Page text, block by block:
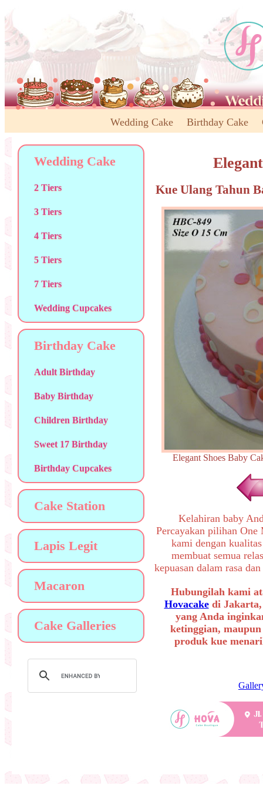
Wedding Cake Birthday Cake
Wedding Cake
2 Tiers
3 Tiers
4 Tiers
5 Tiers
7 Tiers
Wedding Cupcakes
Birthday Cake
Adult Birthday
Baby Birthday
Children Birthday
Sweet 17 Birthday
Birthday Cupcakes
Cake Station
Lapis Legit
Macaron
Cake Galleries
Kue Ulang Tahun
Elegant Shoes
Kelahiran baby
Percayakan pilihan
kami dengan
membuat semua
kepuasan dalam rasa
Hubungilah kami
Hovacakedi Jakarta,
yang Anda
ketinggian,
produk kue